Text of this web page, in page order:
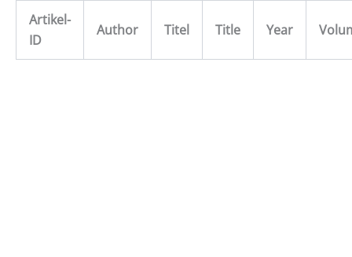
Artikel-
ID
Author Titel Title Year